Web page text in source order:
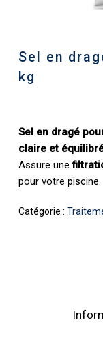
Sel en
kg
Sel en dragé
claire et
Assure une
pour votre piscine.
Catégorie :